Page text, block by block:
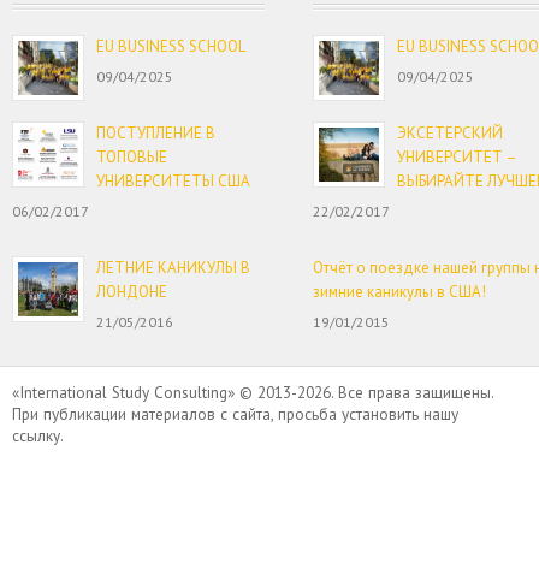
EU BUSINESS SCHOOL
09/04/2025
ПОСТУПЛЕНИЕ В
ТОПОВЫЕ
УНИВЕРСИТЕТЫ США
06/02/2017
ЛЕТНИЕ КАНИКУЛЫ В
ЛОНДОНЕ
21/05/2016
EU BUSINESS
09/04/2025
ЭКСЕТЕРСКИЙ
УНИВЕРСИТЕТ –
ВЫБИРАЙТЕ
22/02/2017
Отчёт о поездке нашей группы
зимние каникулы в США!
19/01/2015
«International Study Consulting» © 2013-2026. Все права защищены.
При публикации материалов с сайта, просьба установить нашу
ссылку.